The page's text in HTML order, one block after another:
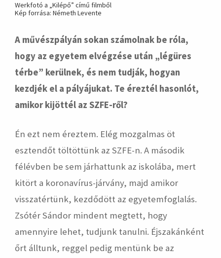
Werkfotó a „Kilépő” című filmből
Kép forrása: Németh Levente
A művészpályán sokan számolnak be róla,
hogy az egyetem elvégzése után „légüres
térbe” kerülnek, és nem tudják, hogyan
kezdjék el a pályájukat. Te éreztél hasonlót,
amikor kijöttél az SZFE-ről?
Én ezt nem éreztem. Elég mozgalmas öt
esztendőt töltöttünk az SZFE-n. A második
félévben be sem járhattunk az iskolába, mert
kitört a koronavírus-járvány, majd amikor
visszatértünk, kezdődött az egyetemfoglalás.
Zsótér Sándor mindent megtett, hogy
amennyire lehet, tudjunk tanulni. Éjszakánként
őrt álltunk, reggel pedig mentünk be az